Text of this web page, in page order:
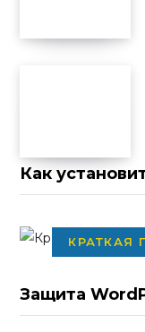
Как
КРАТКАЯ
Защита